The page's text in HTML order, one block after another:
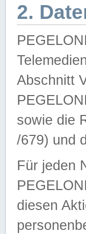
2.
Abschnitt
sowie die
/679) und
Für jeden
diesen